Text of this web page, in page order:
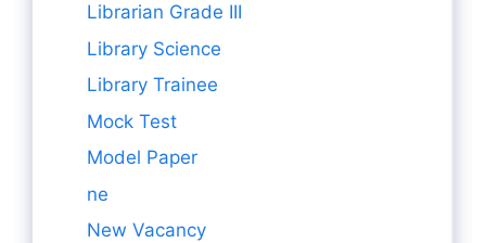
Librarian Grade III
Library Science
Library Trainee
Mock Test
Model Paper
ne
New Vacancy